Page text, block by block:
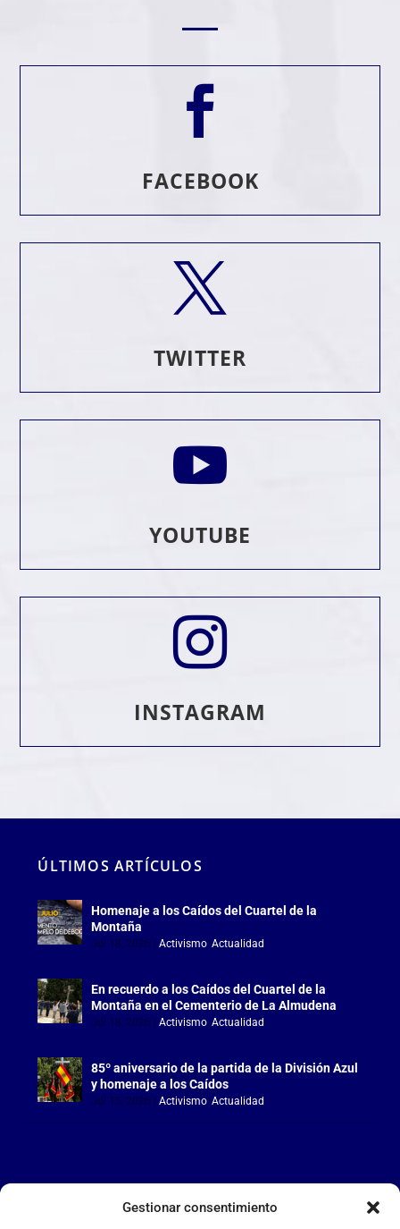
Gestionar consentimiento

FACEBOOK

TWITTER

YOUTUBE

INSTAGRAM
ÚLTIMOS ARTÍCULOS
Homenaje a los Caídos del Cuartel de la
Montaña
Jul 18, 2026 |Activismo ,Actualidad
En recuerdo a los Caídos del Cuartel de la
Montaña en el Cementerio de La Almudena
Jul 18, 2026 |Activismo ,Actualidad
85º aniversario de la partida de la División Azul
y homenaje a los Caídos
Jul 15, 2026 |Activismo ,Actualidad
LA FALANGE